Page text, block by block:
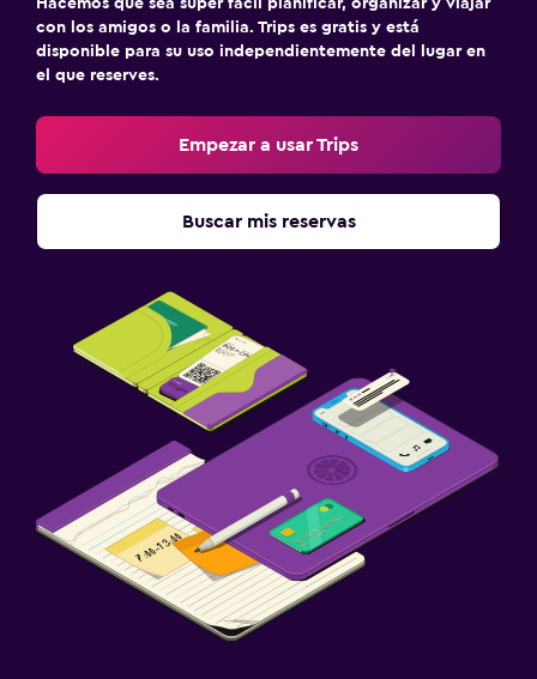
Hacemos que sea súper fácil planificar, organizar y viajar
con los amigos o la familia. Trips es gratis y está
disponible para su uso independientemente del lugar en
el que reserves.
Empezar a usar Trips
Buscar mis reservas